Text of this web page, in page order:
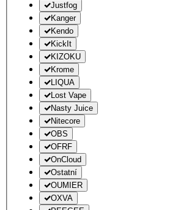
Justfog
Kanger
Kendo
KickIt
KIZOKU
Krome
LIQUA
Lost Vape
Nasty Juice
Nitecore
OBS
OFRF
OnCloud
Ostatní
OUMIER
OXVA